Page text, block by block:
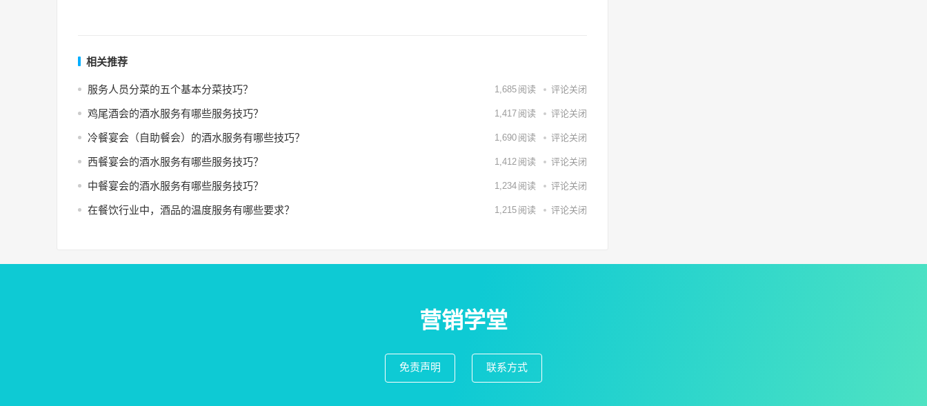
相关推荐
服务人员分菜的五个基本分菜技巧？ 1,685 阅读 评论关闭
鸡尾酒会的酒水服务有哪些服务技巧？ 1,417 阅读 评论关闭
冷餐宴会（自助餐会）的酒水服务有哪些技巧？ 1,690 阅读 评论关闭
西餐宴会的酒水服务有哪些服务技巧？ 1,412 阅读 评论关闭
中餐宴会的酒水服务有哪些服务技巧？ 1,234 阅读 评论关闭
在餐饮行业中，酒品的温度服务有哪些要求？ 1,215 阅读 评论关闭
营销学堂
免责声明 联系方式